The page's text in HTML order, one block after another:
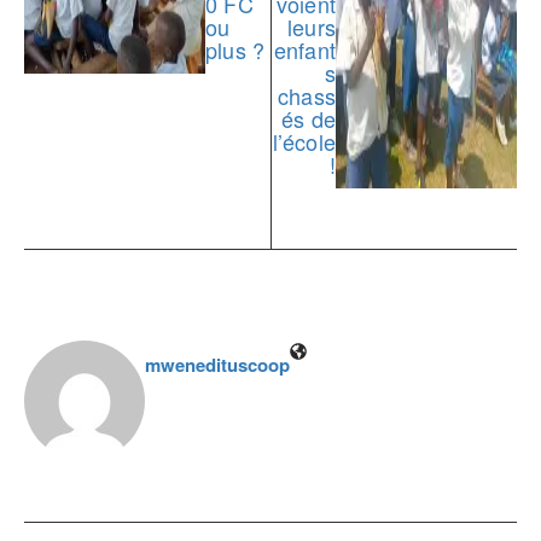
ou
plus ?
leurs
enfant
s
chass
és de
l’école
!
mwenedituscoop